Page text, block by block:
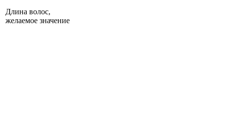
Длина волос,
желаемое значение